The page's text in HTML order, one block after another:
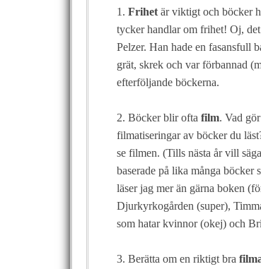
1. Frihet är viktigt och böcker
tycker handlar om frihet! Oj,
Pelzer. Han hade en fasansfull
grät, skrek och var förbannad
efterföljande böckerna.
2. Böcker blir ofta film. Vad
filmatiseringar av böcker du
se filmen. (Tills nästa år vill
baserade på lika många böcker
läser jag mer än gärna boken
Djurkyrkogården (super),
som hatar kvinnor (okej) och
3. Berätta om en riktigt bra